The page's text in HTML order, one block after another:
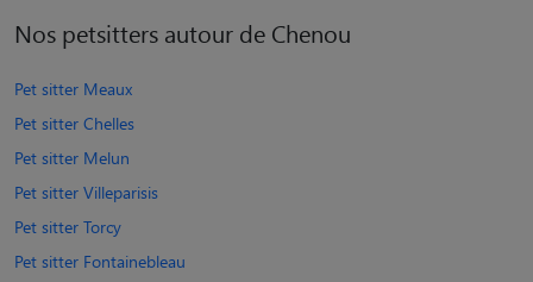
Nos petsitters autour de Chenou
Pet sitter Meaux
Pet sitter Chelles
Pet sitter Melun
Pet sitter Villeparisis
Pet sitter Torcy
Pet sitter Fontainebleau